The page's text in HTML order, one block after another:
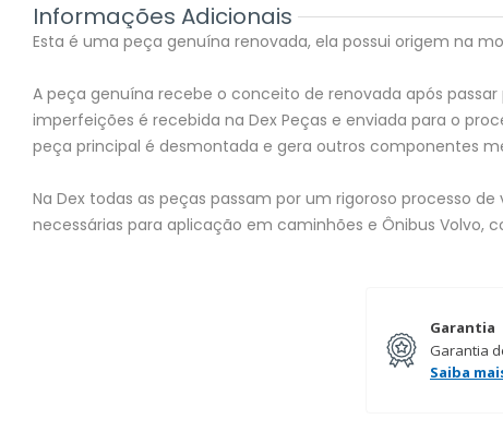
Informações Adicionais
Esta é uma peça genuína renovada, ela possui origem na
A peça genuína recebe o conceito de renovada após
imperfeições é recebida na Dex Peças e enviada para o
peça principal é desmontada e gera outros componentes
Na Dex todas as peças passam por um rigoroso processo
necessárias para aplicação em caminhões e Ônibus Volvo,
Garantia
Garantia
Saiba